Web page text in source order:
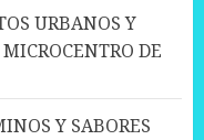
URBANOS Y
DE
Y SABORES